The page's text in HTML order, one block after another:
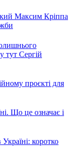
Максим Кріппа
тут Сергій
проєкті для
Що це означає і
коротко